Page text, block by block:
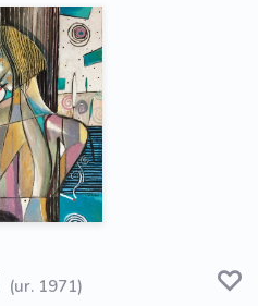
(ur. 1971)